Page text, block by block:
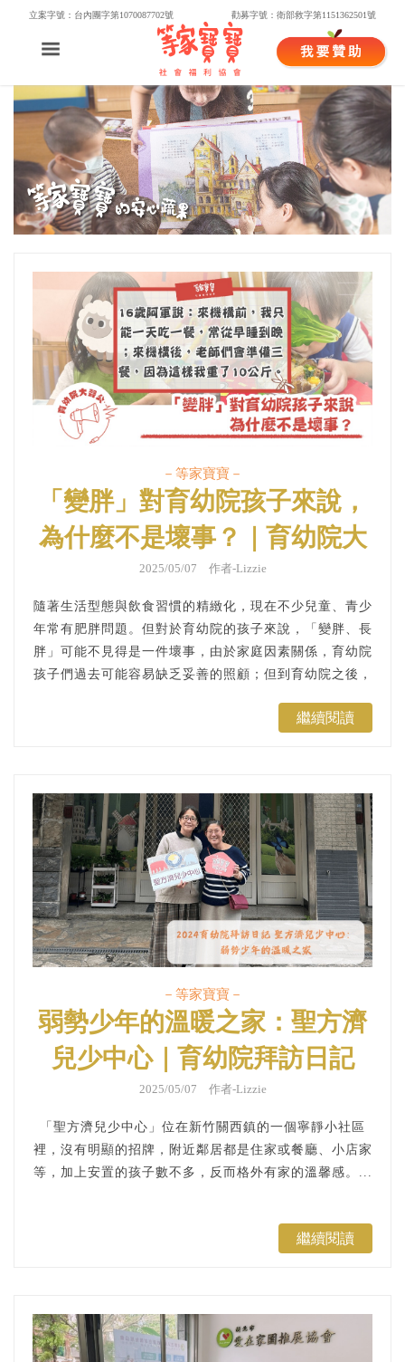
立案字號：台內團字第1070087702號 勸募字號：衛部救字第1151362501號
－等家寶寶－
「變胖」對育幼院孩子來說，
為什麼不是壞事？｜育幼院大
聲公ＥＰ９７
2025/05/07 作者-Lizzie
隨著生活型態與飲食習慣的精緻化，現在不少兒童、青少
年常有肥胖問題。但對於育幼院的孩子來說，「變胖、長
胖」可能不見得是一件壞事，由於家庭因素關係，育幼院
孩子們過去可能容易缺乏妥善的照顧；但到育幼院之後，
繼續閱讀
－等家寶寶－
弱勢少年的溫暖之家：聖方濟
兒少中心｜育幼院拜訪日記
2025/05/07 作者-Lizzie
「聖方濟兒少中心」位在新竹關西鎮的一個寧靜小社區
裡，沒有明顯的招牌，附近鄰居都是住家或餐廳、小店家
等，加上安置的孩子數不多，反而格外有家的溫馨感。...
繼續閱讀